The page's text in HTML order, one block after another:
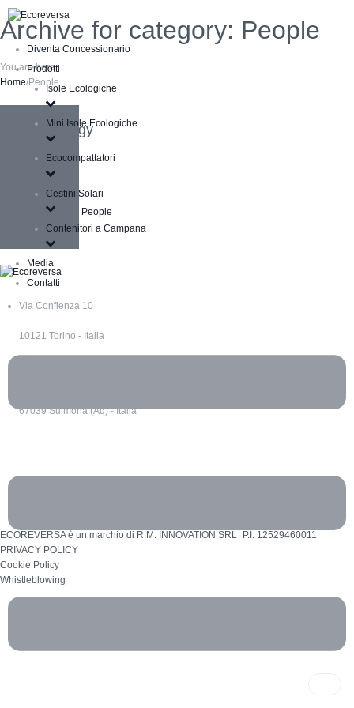
Diventa Concessionario
Prodotti
Isole Ecologiche
Mini Isole Ecologiche
Ecocompattatori
Cestini Solari
Contenitori a Campana
Media
Contatti
Archive for category: People
You are here:
Home/People
Social Ecology
Loneliness
Home People
Via Confienza 10
10121 Torino - Italia
67039 Sulmona (Aq) - Italia
ECOREVERSA è un marchio di R.M. INNOVATION SRL_P.I. 12529460011
PRIVACY POLICY
Cookie Policy
Whistleblowing